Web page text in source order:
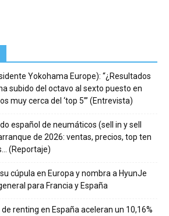
Yokohama Europe): “¿Resultados
subido del octavo al sexto puesto en
muy cerca del ‘top 5’” (Entrevista)
español de neumáticos (sell in y sell
de 2026: ventas, precios, top ten
(Reportaje)
cúpula en Europa y nombra a HyunJe
para Francia y España
renting en España aceleran un 10,16%